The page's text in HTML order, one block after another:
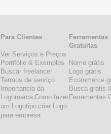
Para Clientes
Ver Serviços e Preços
Portifólio & Exemplos
Buscar freelancer
Termos de serviço
Importancia da
Logomarca Como fazer
um Logotipo criar Logo
para empresa
Ferramentas
Gratuitas
Nome grátis
Logo grátis
Ecommerce
Busca grátis
Ferramentas